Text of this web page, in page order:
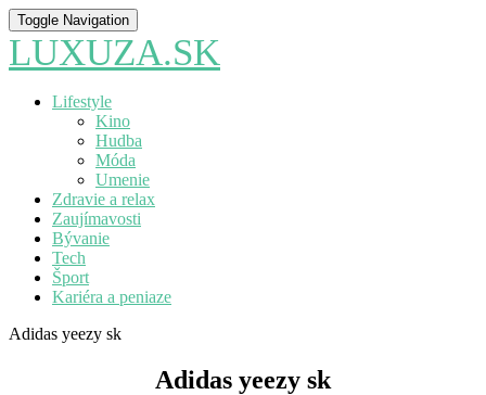
Toggle Navigation
LUXUZA.SK
Lifestyle
Kino
Hudba
Móda
Umenie
Zdravie a relax
Zaujímavosti
Bývanie
Tech
Šport
Kariéra a peniaze
Adidas yeezy sk
Adidas yeezy sk